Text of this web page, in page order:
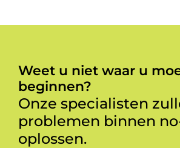
Weet u niet waar u
beginnen?
Onze specialisten
problemen binnen
oplossen.